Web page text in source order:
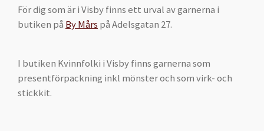
För dig som är i Visby finns ett urval av garnerna i
butiken på By Mårs på Adelsgatan 27.
I butiken Kvinnfolki i Visby finns garnerna som
presentförpackning inkl mönster och som virk- och
stickkit.